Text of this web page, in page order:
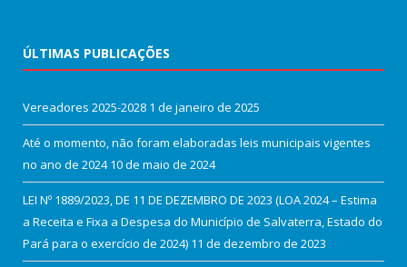
ÚLTIMAS PUBLICAÇÕES
Vereadores 2025-2028 1 de janeiro de 2025
Até o momento, não foram elaboradas leis municipais vigentes
no ano de 2024 10 de maio de 2024
LEI Nº 1889/2023, DE 11 DE DEZEMBRO DE 2023 (LOA 2024 – Estima
a Receita e Fixa a Despesa do Município de Salvaterra, Estado do
Pará para o exercício de 2024) 11 de dezembro de 2023